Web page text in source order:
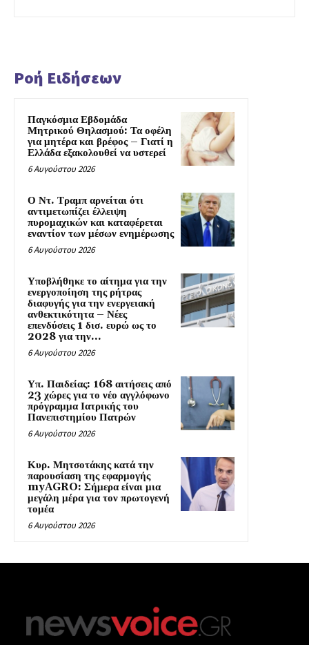
Ροή Ειδήσεων
Παγκόσμια Εβδομάδα
Μητρικού Θηλασμού: Τα οφέλη
για μητέρα και βρέφος – Γιατί η
Ελλάδα εξακολουθεί να υστερεί
6 Αυγούστου 2026
Ο Ντ. Τραμπ αρνείται ότι
αντιμετωπίζει έλλειψη
πυρομαχικών και καταφέρεται
εναντίον των μέσων ενημέρωσης
6 Αυγούστου 2026
Υποβλήθηκε το αίτημα για την
ενεργοποίηση της ρήτρας
διαφυγής για την ενεργειακή
ανθεκτικότητα – Νέες
επενδύσεις 1 δισ. ευρώ ως το
2028 για την...
6 Αυγούστου 2026
Υπ. Παιδείας: 168 αιτήσεις από
23 χώρες για το νέο αγγλόφωνο
πρόγραμμα Ιατρικής του
Πανεπιστημίου Πατρών
6 Αυγούστου 2026
Κυρ. Μητσοτάκης κατά την
παρουσίαση της εφαρμογής
myAGRO: Σήμερα είναι μια
μεγάλη μέρα για τον πρωτογενή
τομέα
6 Αυγούστου 2026